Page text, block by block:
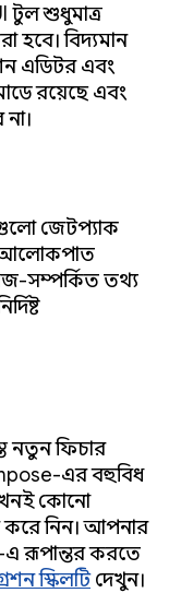
টুল শুধুমাত্র
বিদ্যমান
এডিটর এবং
রয়েছে এবং
জেটপ্যাক
আলোকপাত
সম্পর্কিত তথ্য
নতুন ফিচার
এর বহুবিধ
কোনো
নিন। আপনার
রূপান্তর করতে
স্কিলটিদেখুন।